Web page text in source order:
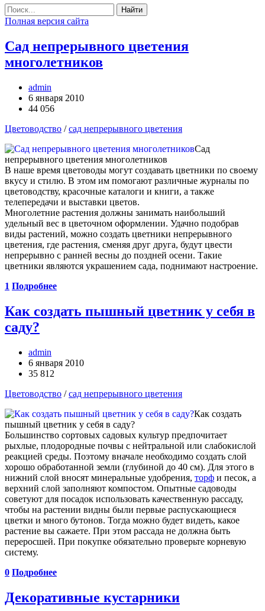
Найти
Полная версия сайта
Сад непрерывного цветения
многолетников
admin
6 января 2010
44 056
Цветоводство /сад непрерывного цветения
Сад
непрерывного цветения многолетников
В наше время цветоводы могут создавать цветники по своему
вкусу и стилю. В этом им помогают различные журналы по
цветоводству, красочные каталоги и книги, а также
телепередачи и выставки цветов.
Многолетние растения должны занимать наибольший
удельный вес в цветочном оформлении. Удачно подобрав
виды растений, можно создать цветники непрерывного
цветения, где растения, сменяя друг друга, будут цвести
непрерывно с ранней весны до поздней осени. Такие
цветники являются украшением сада, поднимают настроение.
1 Подробнее
Как создать пышный цветник у себя в
саду?
admin
6 января 2010
35 812
Цветоводство /сад непрерывного цветения
Как создать
пышный цветник у себя в саду?
Большинство сортовых садовых культур предпочитает
рыхлые, плодородные почвы с нейтральной или слабокислой
реакцией среды. Поэтому вначале необходимо создать слой
хорошо обработанной земли (глубиной до 40 см). Для этого в
нижний слой вносят минеральные удобрения, торф и песок, а
верхний слой заполняют компостом. Опытные садоводы
советуют для посадок использовать качественную рассаду,
чтобы на растении видны были первые распускающиеся
цветки и много бутонов. Тогда можно будет видеть, какое
растение вы сажаете. При этом рассада не должна быть
переросшей. При покупке обязательно проверьте корневую
систему.
0 Подробнее
Декоративные кустарники